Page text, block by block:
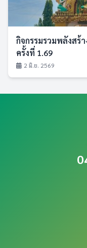
กิจกรรมรวมพลังสร้
ครั้งที่ 1.69
2 มิ.ย. 2569